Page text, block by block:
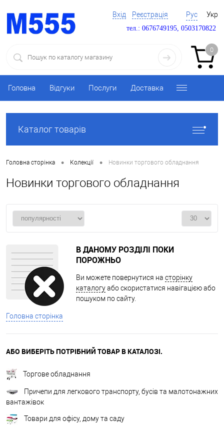
Вхід Реєстрація Рус Укр
тел.: 0676749195, 0503170822
0
Головна Відгуки Послуги Доставка
Каталог товарів
Головна сторінка • Колекції • Новинки торгового обладнання
Новинки торгового обладнання
В ДАНОМУ РОЗДІЛІ ПОКИ
ПОРОЖНЬО
Ви можете повернутися на сторінку
каталогуабо скористатися навігацією або
пошуком по сайту.
Головна сторінка
АБО ВИБЕРІТЬ ПОТРІБНИЙ ТОВАР В КАТАЛОЗІ.
Торгове обладнання
Причепи для легкового транспорту, бусів та малотонажних
вантажівок
Товари для офісу, дому та саду